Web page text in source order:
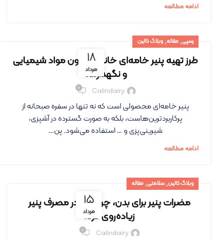
ادامه مطالعه
۱۸
مرداد
رسپی, مقاله, وبلاگ کالین
طرز تهیه پنیر خامه‌ای خانگی، بدون مواد شیمیایی
و نگهدارنده
Calindairy ۰
پنیر خامه‌ای محصولی است که نه تنها در سفره صبحانه از
پرکاربردترین‌هاست، بلکه به صورت گسترده در آشپزی،
شیرینی‌پزی و … استفاده می‌شود. پن...
ادامه مطالعه
۱۵
مرداد
وبلاگ کالین, سلامتی, مقاله
مضرات پنیر برای بدن، چرا نباید در مصرف پنیر
زیاده‌روی کرد؟
Calindairy ۰